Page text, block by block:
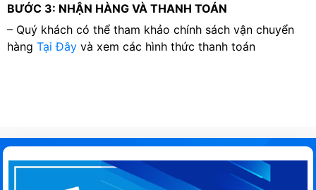
BƯỚC 3: NHẬN HÀNG VÀ THANH TOÁN
– Quý khách có thể tham khảo chính sách vận chuyển
hàng Tại Đây và xem các hình thức thanh toán